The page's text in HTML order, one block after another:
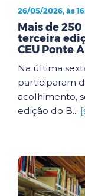
26/05/2026, às
Mais de
terceira
CEU Ponte
Na última
participaram
acolhimento,
edição do B...